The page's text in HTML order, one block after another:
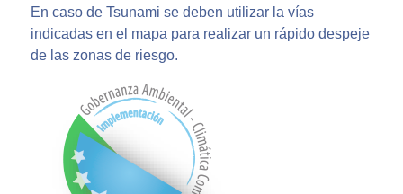
En caso de Tsunami se deben utilizar la vías
indicadas en el mapa para realizar un rápido despeje
de las zonas de riesgo.